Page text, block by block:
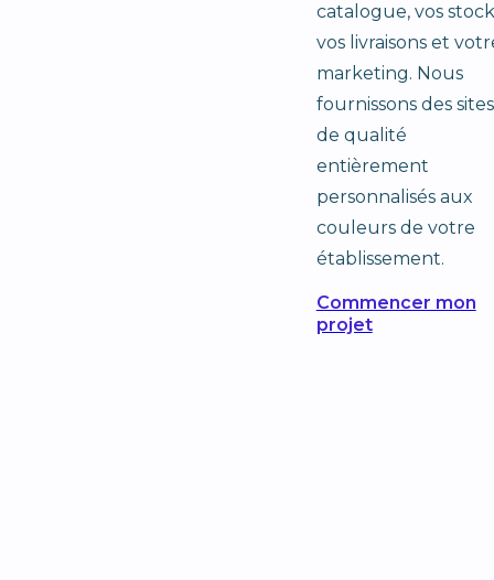
catalogue, vos
vos livraisons et
marketing. Nous
fournissons des sites
de qualité
entièrement
personnalisés aux
couleurs de votre
établissement.
Commencer mon
projet